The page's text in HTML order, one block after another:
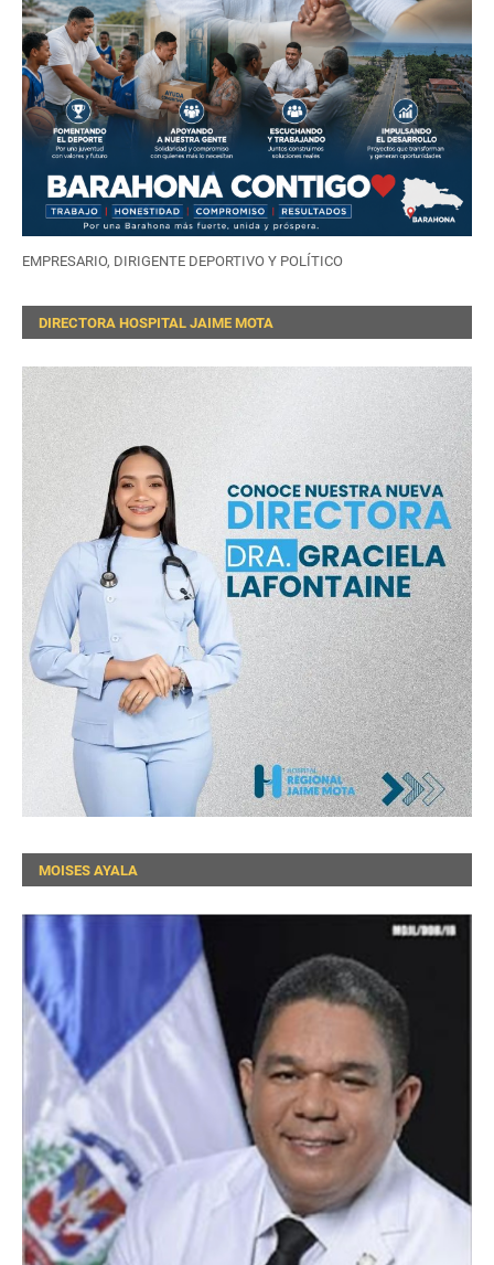
EMPRESARIO, DIRIGENTE DEPORTIVO Y POLÍTICO
DIRECTORA HOSPITAL JAIME MOTA
MOISES AYALA